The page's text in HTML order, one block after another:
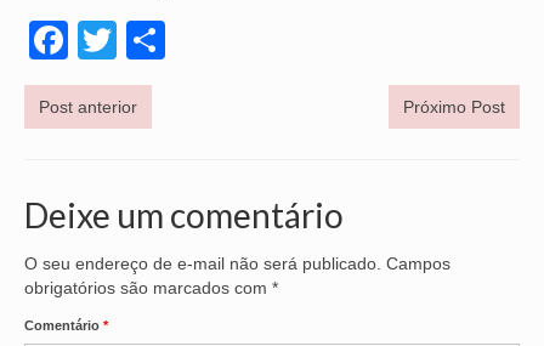
Facebook
Twitter
Post anterior Próximo Post
Deixe um comentário
O seu endereço de e-mail não será publicado. Campos
obrigatórios são marcados com *
Comentário *